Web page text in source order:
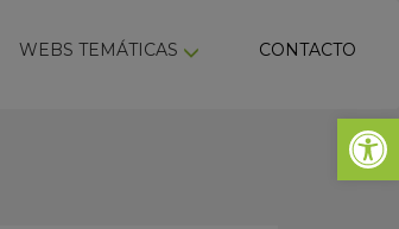
Abrir
WEBS TEMÁTICAS CONTACTO